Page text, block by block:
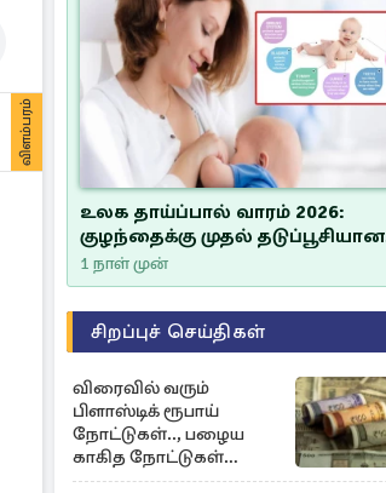
விளம்பரம்
உலக தாய்ப்பால் வாரம் 2026:
குழந்தைக்கு முதல் தடுப்பூசியான
சீம்பாலின் முக்கியத்துவம்!
1 நாள் முன்
சிறப்புச் செய்திகள்
விரைவில் வரும்
பிளாஸ்டிக் ரூபாய்
நோட்டுகள்.., பழைய
காகித நோட்டுகள்
செல்லுமா?